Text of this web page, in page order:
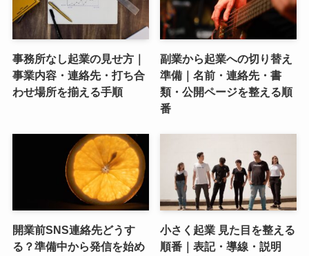
事務所なし起業の見せ方｜
事業内容・連絡先・打ち合
わせ場所を揃える手順
副業から起業への切り替え
準備｜名前・連絡先・書
類・公開ページを整える順
番
開業前SNS連絡先どうす
る？準備中から発信を始め
小さく起業 見た目を整える
順番｜表記・導線・説明